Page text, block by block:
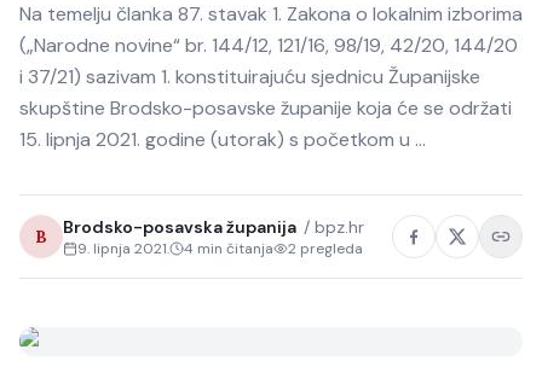
Život
Kultura
Sport
Na temelju članka 87. stavak 1. Zakona o lokalnim izborima
(„Narodne novine“ br. 144/12, 121/16, 98/19, 42/20, 144/20
i 37/21) sazivam 1. konstituirajuću sjednicu Županijske
skupštine Brodsko-posavske županije koja će se održati
15. lipnja 2021. godine (utorak) s početkom u …
B Brodsko-posavska županija / bpz.hr
9. lipnja 2021. 4 min čitanja 2 pregleda